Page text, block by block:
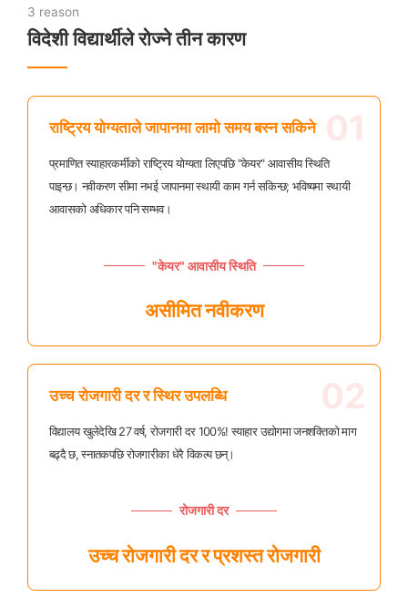
3 reason
विदेशी विद्यार्थीले रोज्ने तीन कारण
राष्ट्रिय योग्यताले जापानमा लामो समय बस्न सकिने
प्रमाणित स्याहारकर्मीको राष्ट्रिय योग्यता लिएपछि "केयर" आवासीय स्थिति
पाइन्छ। नवीकरण सीमा नभई जापानमा स्थायी काम गर्न सकिन्छ; भविष्यमा स्थायी
आवासको अधिकार पनि सम्भव।
"केयर" आवासीय स्थिति
असीमित नवीकरण
उच्च रोजगारी दर र स्थिर उपलब्धि
विद्यालय खुलेदेखि 27 वर्ष, रोजगारी दर 100%! स्याहार उद्योगमा जनशक्तिको माग
बढ्दै छ, स्नातकपछि रोजगारीका धेरै विकल्प छन्।
रोजगारी दर
उच्च रोजगारी दर र प्रशस्त रोजगारी